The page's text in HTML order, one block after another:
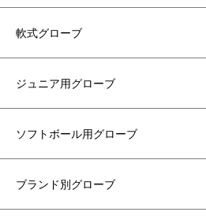
軟式グローブ
ジュニア用グローブ
ソフトボール用グローブ
ブランド別グローブ